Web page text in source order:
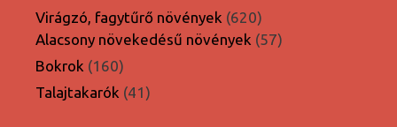
termék
Virágzó, fagytűrő növények 620620
termék
Alacsony növekedésű növények 5757
Bokrok 160160
termék
Talajtakarók 4141